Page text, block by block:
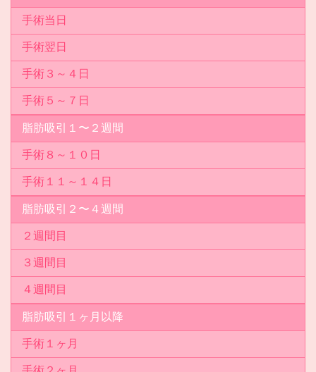
手術当日
手術翌日
手術３～４日
手術５～７日
脂肪吸引１〜２週間
手術８～１０日
手術１１～１４日
脂肪吸引２〜４週間
２週間目
３週間目
４週間目
脂肪吸引１ヶ月以降
手術１ヶ月